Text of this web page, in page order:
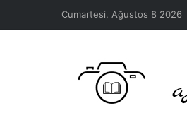
Cumartesi, Ağustos 8 2026